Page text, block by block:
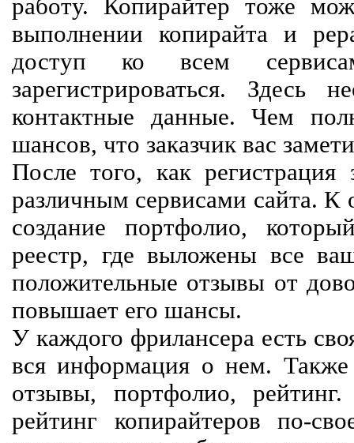
работу. Копирайтер тоже
выполнении копирайта и
доступ ко всем
зарегистрироваться. Здесь
контактные данные. Чем
шансов, что заказчик вас
После того, как регистрация
различным сервисами сайта. К
создание портфолио,
реестр, где выложены все
положительные отзывы от
повышает его шансы.
У каждого фрилансера есть
вся информация о нем. Также
отзывы, портфолио,
рейтинг копирайтеров по-